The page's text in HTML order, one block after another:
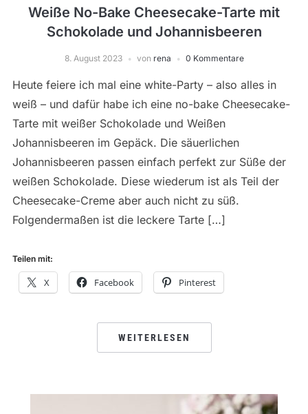
Weiße No-Bake Cheesecake-Tarte mit
Schokolade und Johannisbeeren
8. August 2023 von rena 0 Kommentare
Heute feiere ich mal eine white-Party – also alles in
weiß – und dafür habe ich eine no-bake Cheesecake-
Tarte mit weißer Schokolade und Weißen
Johannisbeeren im Gepäck. Die säuerlichen
Johannisbeeren passen einfach perfekt zur Süße der
weißen Schokolade. Diese wiederum ist als Teil der
Cheesecake-Creme aber auch nicht zu süß.
Folgendermaßen ist die leckere Tarte […]
Teilen mit:
X Facebook Pinterest
WEITERLESEN